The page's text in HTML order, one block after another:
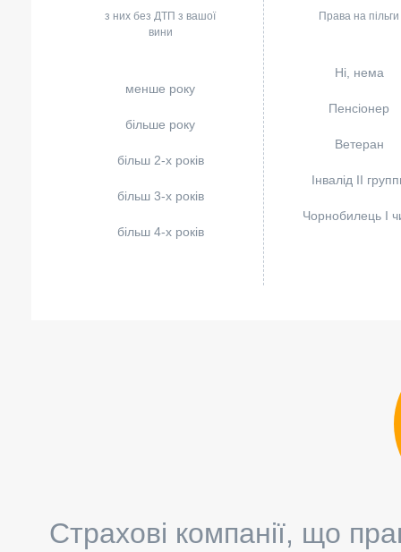
з них без ДТП з вашої
вини
менше року
більше року
більш 2-х років
більш 3-х років
більш 4-х років
Права на пільги
Ні, нема
Пенсіонер
Ветеран
Інвалід II
Чорнобилець I
Страхові компанії, що